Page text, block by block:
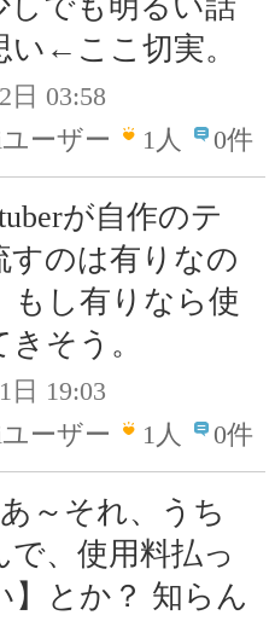
い←ここ切実。
日 03:58
ーザー
1人 0件
が自作のテ
すのは有りなの
もし有りなら使
そう。
日 19:03
ーザー
1人 0件
～それ、うち
で、使用料払っ
】とか？ 知らん